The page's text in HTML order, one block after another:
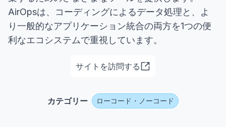
AirOpsは、コーディングによるデータ処理と、よ
り一般的なアプリケーション統合の両方を1つの便
利なエコシステムで重視しています。
サイトを訪問する
カテゴリー ローコード・ノーコード